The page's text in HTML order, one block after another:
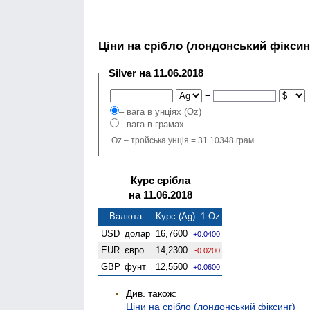
Ціни на срібло (лондонський
Silver на 11.06.2018
=
– вага в унціях (Oz)
– вага в грамах
Oz – тройська унція = 31.10348 грам
Курс срібла
на 11.06.2018
Валюта
Курс (Ag) 1 Oz
USD долар 16,7600 +0.0400
EUR євро 14,2300 -0.0200
GBP фунт 12,5500 +0.0600
Див. також:
Ціни на срібло (лондонський фіксинг)